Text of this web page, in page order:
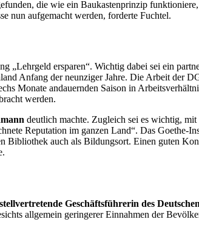
die wie ein Baukastenprinzip
nun aufgemacht werden, forderte Fuchtel.
„Lehrgeld ersparen“. Wichtig dabei sei ein
Anfang der neunziger Jahre. Die Arbeit der
Monate andauernden Saison in
werden.
deutlich machte. Zugleich sei es wichtig,
Reputation im ganzen Land“. Das Goethe-
Bibliothek auch als Bildungsort. Einen guten
stellvertretende Geschäftsführerin des
allgemein geringerer Einnahmen der